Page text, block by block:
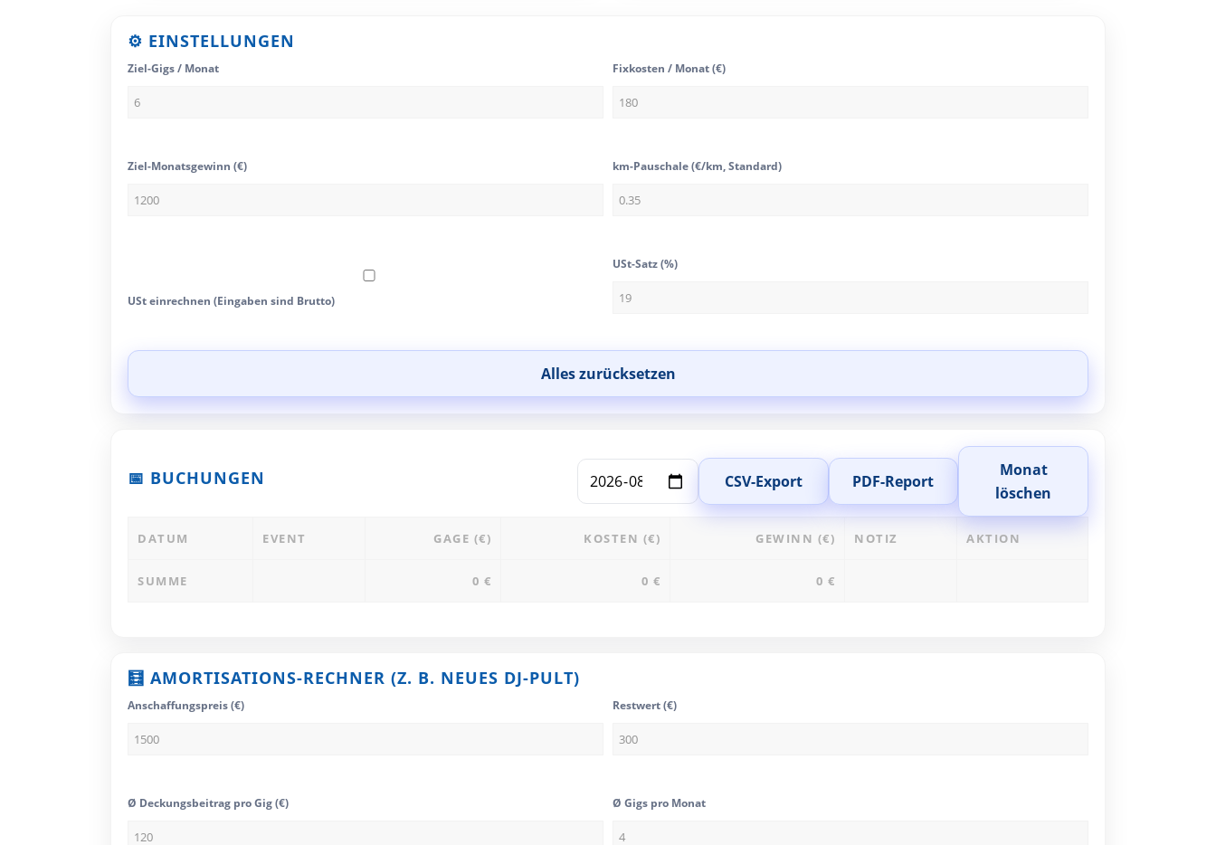
⚙️ EINSTELLUNGEN
Ziel-Gigs / Monat Fixkosten / Monat (€)
Ziel-Monatsgewinn (€) km-Pauschale (€/km, Standard)
USt einrechnen (Eingaben sind Brutto)
USt-Satz (%)
Alles zurücksetzen
📅 BUCHUNGEN CSV-Export PDF-Report
Monat
löschen
DATUM EVENT GAGE (€) KOSTEN (€) GEWINN (€) NOTIZ AKTION
SUMME 0 € 0 € 0 €
🧮 AMORTISATIONS-RECHNER (Z. B. NEUES DJ-PULT)
Anschaffungspreis (€) Restwert (€)
Ø Deckungsbeitrag pro Gig (€) Ø Gigs pro Monat